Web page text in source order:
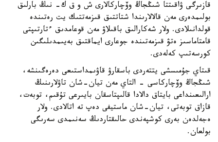
قازىرگى ۋاقىتتا شىڭجاڭ وۆچاركالارى ش و ق ك- نىڭ بارلىق
بولىمدەرى مەن قالالارىندا شتاتتىق قىزمەتتىك يت رەتىندە
قولدانىلادى. ولار شەكارالىق باقىلاۋ مەن قوعامدىق ءتارتىپتى
قامتاماسىز ەتۋ قىزمەتىندە جوعارى ايماقتىق بەيىمدىلىگىن
كورسەتىپ كەلەدى.
قىتاي جۇمىسشى يتتەردى باسقارۋ قاۋىمداستىعى دەرەگىنشە،
شىڭجاڭ وۆچاركاسى - التاي مەن تيان-شان تاۋلارىنىڭ
ارالىعىنداعى بايتاق دالادا قالىپتاسقان بايىرعى تۇقىم، توبەت،
قازاق توبەتى، تيان-شان ماستيفى دەپ تە اتالادى. ولار
ەجەلدەن بەرى كوشپەندى حالىقتاردىڭ سەنىمدى سەرىگى
بولعان.